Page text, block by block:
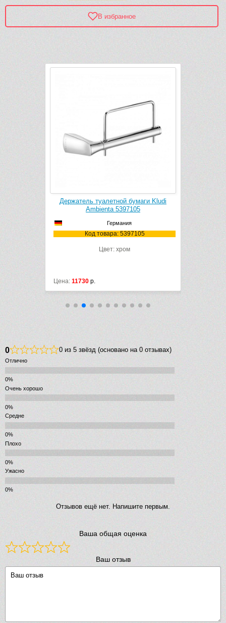
В избранное
Держатель туалетной бумаги Kludi
Ambienta 5397105
Германия
Код товара: 5397105
Цвет: хром
Цена: 11730 р.
0 0 из 5 звёзд (основано на 0 отзывах)
Отлично
Очень хорошо
Средне
Плохо
Ужасно
Отзывов ещё нет. Напишите первым.
Ваша общая оценка
Ваш отзыв